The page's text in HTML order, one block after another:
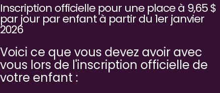
Inscription officielle pour une place à 9,65 $
par jour par enfant à partir du 1er janvier
2026
Voici ce que vous devez avoir avec
vous lors de l'inscription officielle de
votre enfant :